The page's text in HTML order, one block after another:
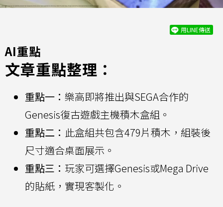
用LINE傳送
AI重點
文章重點整理：
重點一： 樂高即將推出與SEGA合作的
Genesis復古遊戲主機積木盒組。
重點二： 此盒組共包含479片積木，組裝後
尺寸適合桌面展示。
重點三： 玩家可選擇Genesis或Mega Drive
的貼紙，實現客製化。